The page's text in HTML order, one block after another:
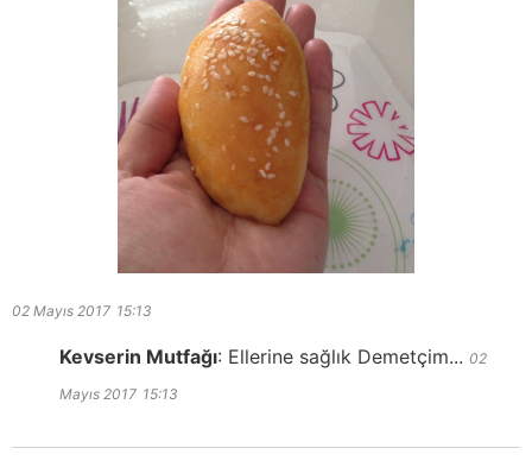
02 Mayıs 2017 15:13
Kevserin Mutfağı: Ellerine sağlık Demetçim... 02
Mayıs 2017 15:13